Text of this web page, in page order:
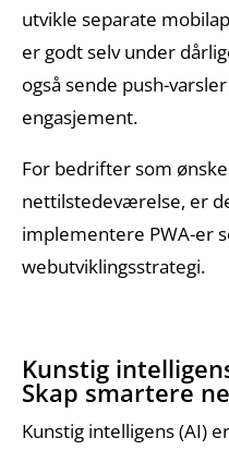
utvikle separate
er godt selv under
også sende push-
engasjement.
For bedrifter som
nettilstedeværelse, er
implementere PWA-er
webutviklingsstrategi.
Kunstig
Skap smartere
Kunstig intelligens (AI)